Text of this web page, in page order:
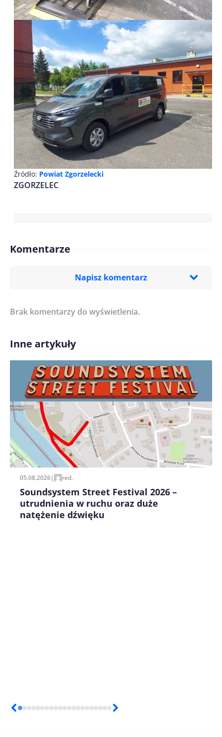
Źródło: Powiat Zgorzelecki
ZGORZELEC
Komentarze
Napisz komentarz
Treść komentarza*
Imię/ Nick*
Zapamiętaj moje dane w tej przeglądarce podczas
pisania kolejnych komentarzy.
Brak komentarzy do wyświetlenia.
Inne artykuły
05.08.2026| red.
Soundsystem Street Festival 2026 –
utrudnienia w ruchu oraz duże
natężenie dźwięku